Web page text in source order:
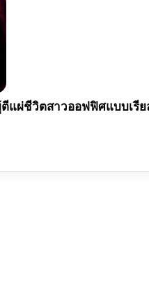
แผ่ชีวิตสาวออฟฟิศแบบเรีย